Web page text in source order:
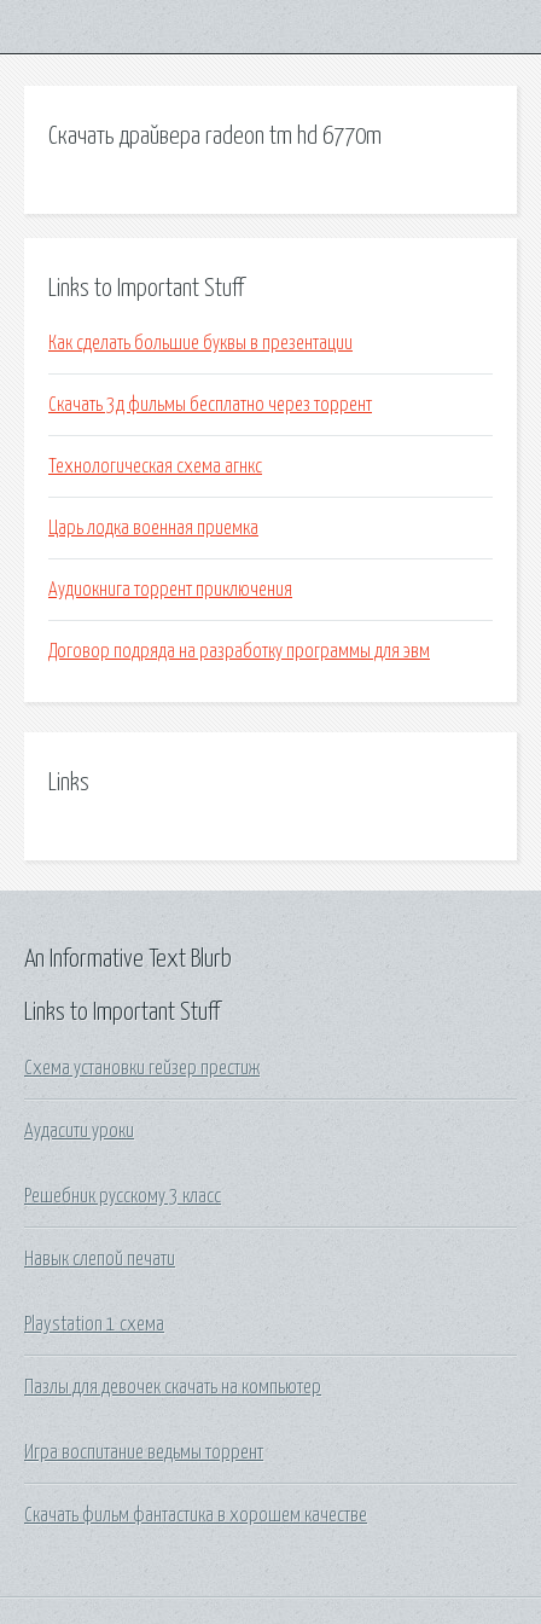
Скачать драйвера radeon tm hd 6770m
Links to Important Stuff
Как сделать большие буквы в презентации
Скачать 3д фильмы бесплатно через торрент
Технологическая схема агнкс
Царь лодка военная приемка
Аудиокнига торрент приключения
Договор подряда на разработку программы для эвм
Links
Links to Important Stuff
Схема установки гейзер престиж
Аудасити уроки
Решебник русскому 3 класс
Навык слепой печати
Playstation 1 схема
Пазлы для девочек скачать на компьютер
Игра воспитание ведьмы торрент
Скачать фильм фантастика в хорошем качестве
An Informative Text Blurb